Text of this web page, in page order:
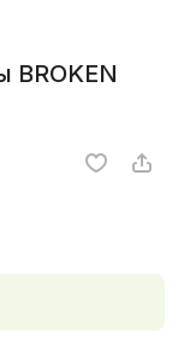
BROKEN